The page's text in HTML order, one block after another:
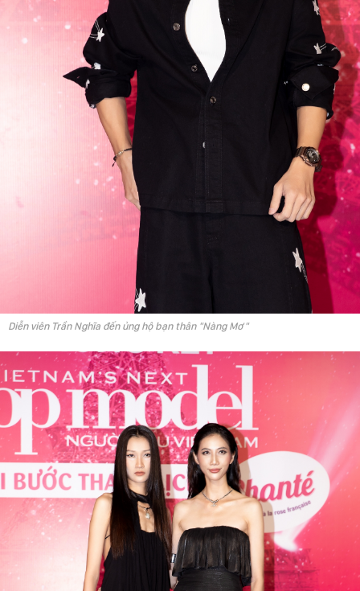
Diễn viên Trần Nghĩa đến ủng hộ bạn thân "Nàng Mơ"